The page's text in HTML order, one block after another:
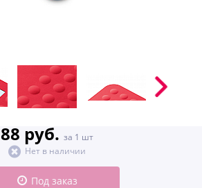
88 руб. за 1 шт
Нет в наличии
Под заказ